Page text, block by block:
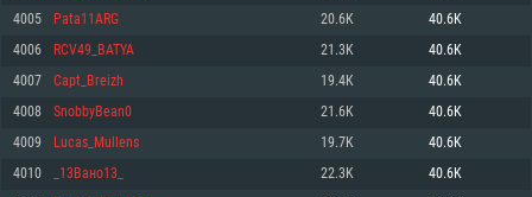
최소사양
운영체제: Windows 10 (64 bit)
프로세서: 2.2 GHz 듀얼코어 이상
메모리: 4GB
최소사양
운영체제: Mac OS Big Sur 11.0
프로세서: 최소 2.2 GHz의 Core i5 (Intel Xeon 은 지원하지 않습니다)
메모리: 6 GB
최소사양
운영체제: 64bit Linux 중 최신 버전
프로세서: 2.4 GHz 듀얼코어
메모리: 4 GB
4005 Pata11ARG 20.6K 40.6K
4006 RCV49_BATYA 21.3K 40.6K
4007 Capt_Breizh 19.4K 40.6K
4008 SnobbyBean0 21.6K 40.6K
4009 Lucas_Mullens 19.7K 40.6K
4010 _13Вано13_ 22.3K 40.6K